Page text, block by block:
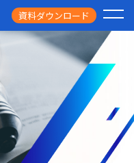
資料ダウンロード